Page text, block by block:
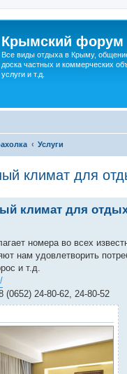
Крымский форум
Все виды отдыха в Крыму,
доска частных и коммерческих
услуги и т.д.
Услуги
климат для
климат для
номера во всех
нам удовлетворить
и т.д.
24-80-62, 24-80-52